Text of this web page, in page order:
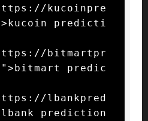
kucoinpre
predicti
bitmartpr
predic
lbankpred
prediction